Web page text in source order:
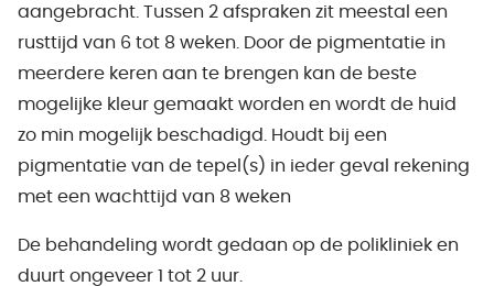
aangebracht. Tussen 2 afspraken zit meestal een
rusttijd van 6 tot 8 weken. Door de pigmentatie in
meerdere keren aan te brengen kan de beste
mogelijke kleur gemaakt worden en wordt de huid
zo min mogelijk beschadigd. Houdt bij een
pigmentatie van de tepel(s) in ieder geval rekening
met een wachttijd van 8 weken
De behandeling wordt gedaan op de polikliniek en
duurt ongeveer 1 tot 2 uur.